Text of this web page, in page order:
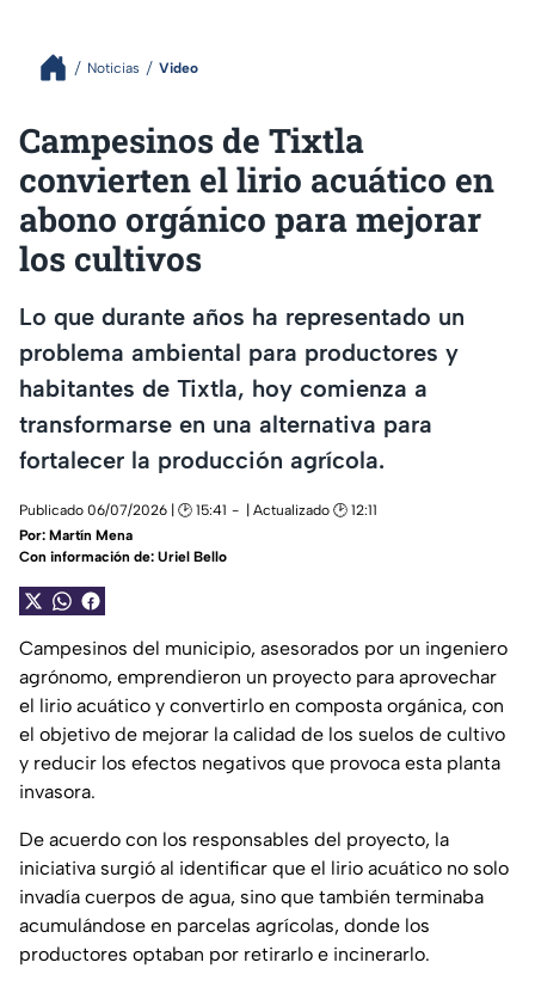
Noticias Video
Campesinos de Tixtla
convierten el lirio acuático en
abono orgánico para mejorar
los cultivos
Lo que durante años ha representado un
problema ambiental para productores y
habitantes de Tixtla, hoy comienza a
transformarse en una alternativa para
fortalecer la producción agrícola.
Publicado 06/07/2026 | 🕑 15:41
| Actualizado 🕑 12:11
Por: Martín Mena
Con información de: Uriel Bello
Campesinos del municipio, asesorados por un ingeniero
agrónomo, emprendieron un proyecto para aprovechar
el lirio acuático y convertirlo en composta orgánica, con
el objetivo de mejorar la calidad de los suelos de cultivo
y reducir los efectos negativos que provoca esta planta
invasora.
De acuerdo con los responsables del proyecto, la
iniciativa surgió al identificar que el lirio acuático no solo
invadía cuerpos de agua, sino que también terminaba
acumulándose en parcelas agrícolas, donde los
productores optaban por retirarlo e incinerarlo.